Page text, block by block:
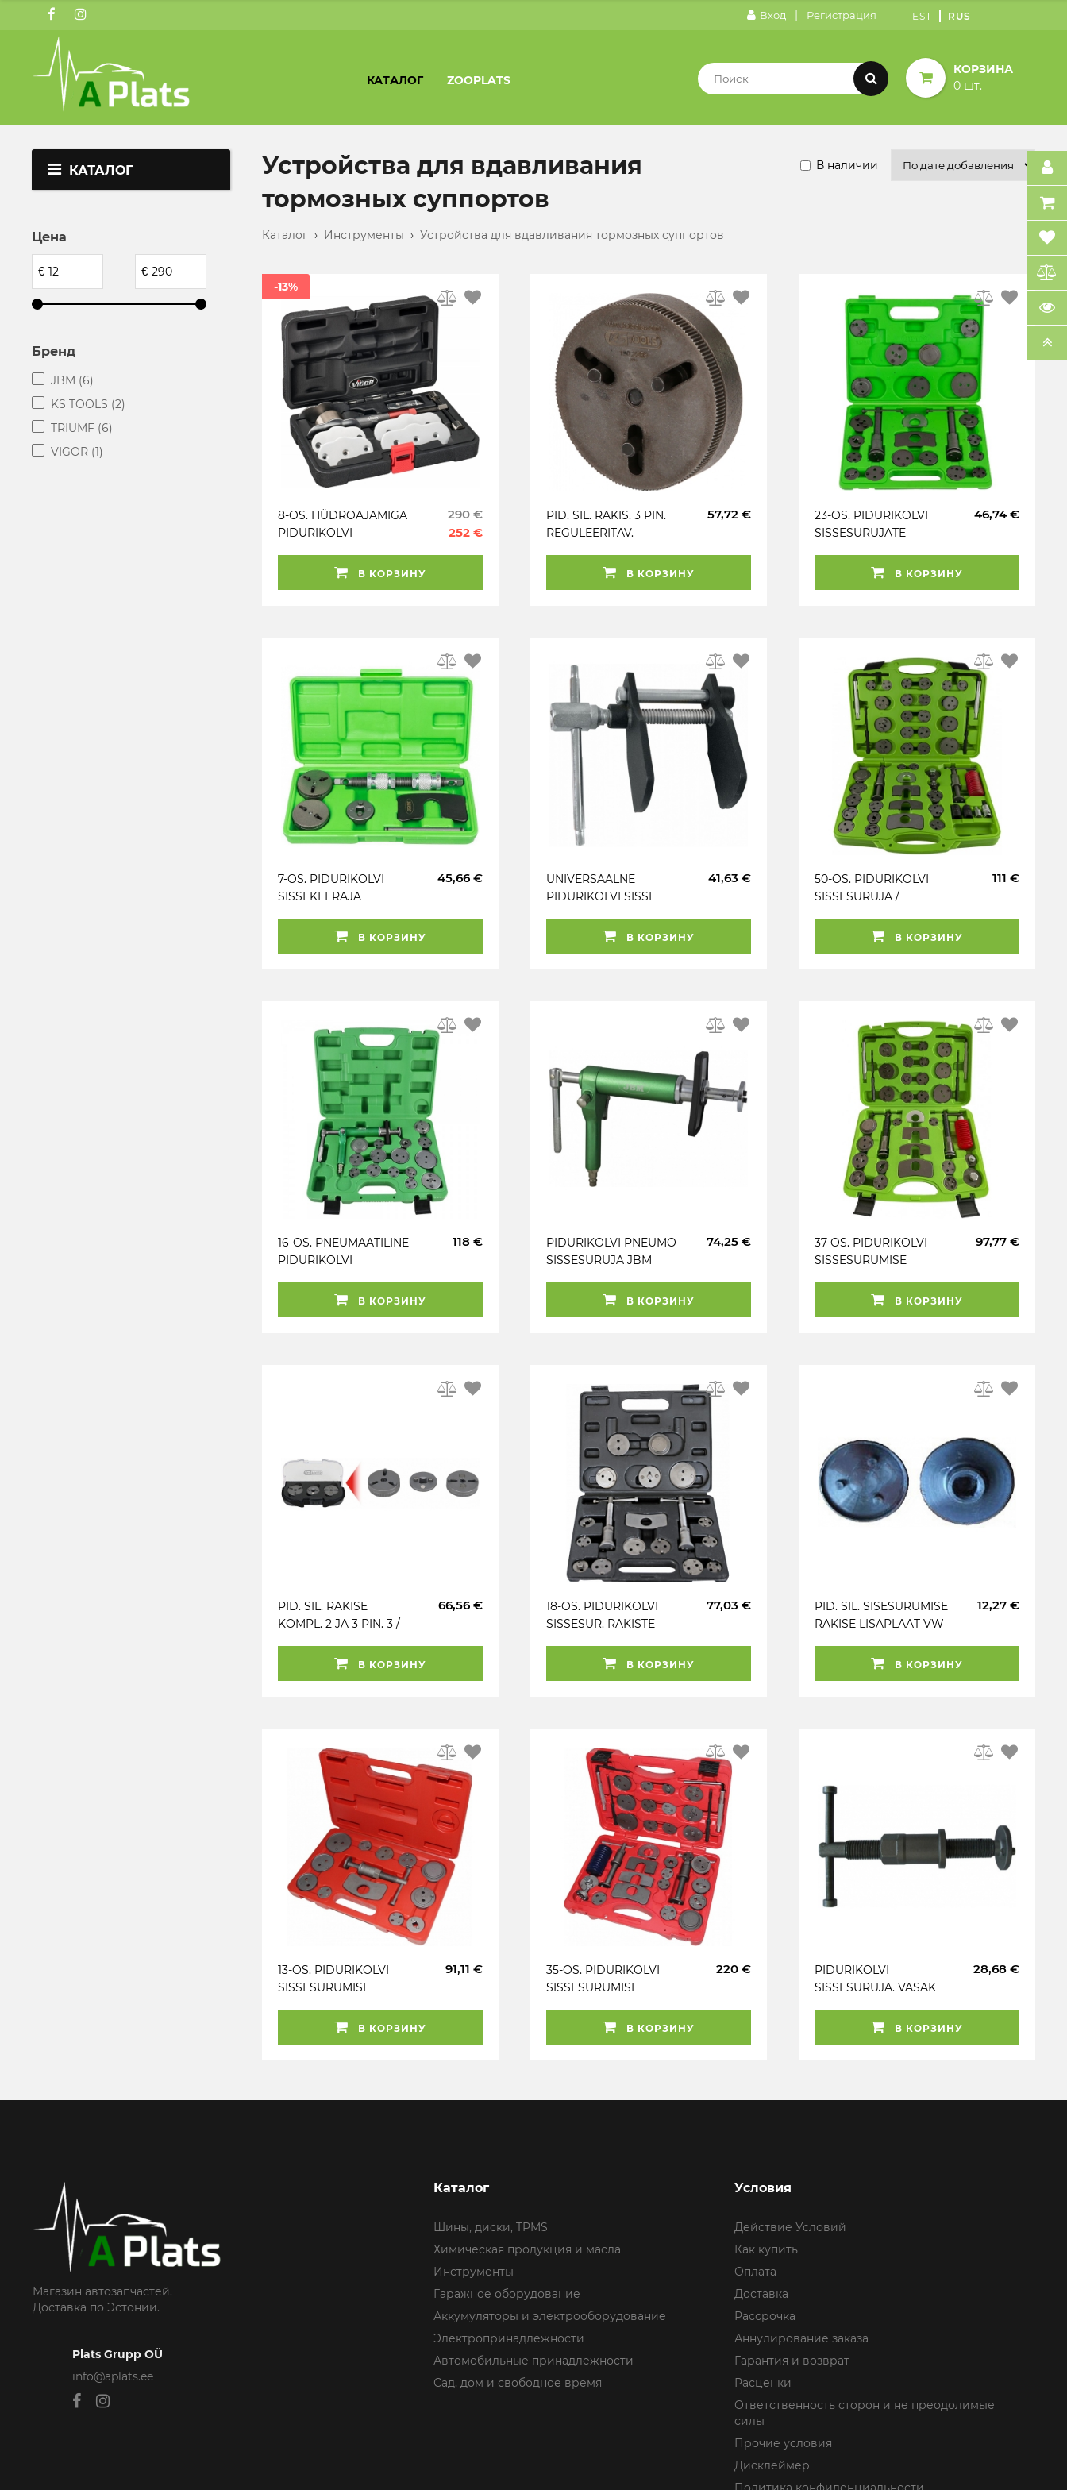
Вход | Регистрация EST RUS
КАТАЛОГ ZOOPLATS
КОРЗИНА
0 шт.
КАТАЛОГ
Цена
€ - €
Бренд
JBM (6)
KS TOOLS (2)
TRIUMF (6)
VIGOR (1)
Устройства для вдавливания
тормозных суппортов
Каталог › Инструменты › Устройства для вдавливания тормозных суппортов
В наличии
-13%
8-OS. HÜDROAJAMIGA
PIDURIKOLVI
290 €
252 €
В КОРЗИНУ
PID. SIL. RAKIS. 3 PIN.
REGULEERITAV.
57,72 €
В КОРЗИНУ
23-OS. PIDURIKOLVI
SISSESURUJATE
46,74 €
В КОРЗИНУ
7-OS. PIDURIKOLVI
SISSEKEERAJA
PAREMKEERE) JBM
45,66 €
В КОРЗИНУ
UNIVERSAALNE
PIDURIKOLVI SISSE
1 / 2" TIRRIGA) TRIUMF
41,63 €
В КОРЗИНУ
50-OS. PIDURIKOLVI
SISSESURUJA /
MASTERKOMPLEKT +
111 €
В КОРЗИНУ
16-OS. PNEUMAATILINE
PIDURIKOLVI
STARDIKOMPLEKT JMB
118 €
В КОРЗИНУ
PIDURIKOLVI PNEUMO
SISSESURUJA JBM
74,25 €
В КОРЗИНУ
37-OS. PIDURIKOLVI
SISSESURUMISE
97,77 €
В КОРЗИНУ
PID. SIL. RAKISE
KOMPL. 2 JA 3 PIN. 3 /
66,56 €
В КОРЗИНУ
18-OS. PIDURIKOLVI
SISSESUR. RAKISTE
77,03 €
В КОРЗИНУ
PID. SIL. SISESURUMISE
RAKISE LISAPLAAT VW
12,27 €
В КОРЗИНУ
13-OS. PIDURIKOLVI
SISSESURUMISE
91,11 €
В КОРЗИНУ
35-OS. PIDURIKOLVI
SISSESURUMISE
220 €
В КОРЗИНУ
PIDURIKOLVI
SISSESURUJA. VASAK
28,68 €
В КОРЗИНУ
Магазин автозапчастей.
Доставка по Эстонии.
Plats Grupp OÜ
info@aplats.ee
Каталог
Шины, диски, TPMS
Химическая продукция и масла
Инструменты
Гаражное оборудование
Аккумуляторы и электрооборудование
Электропринадлежности
Автомобильные принадлежности
Сад, дом и свободное время
Условия
Действие Условий
Как купить
Оплата
Доставка
Рассрочка
Аннулирование заказа
Гарантия и возврат
Расценки
Ответственность сторон и не преодолимые
силы
Прочие условия
Дисклеймер